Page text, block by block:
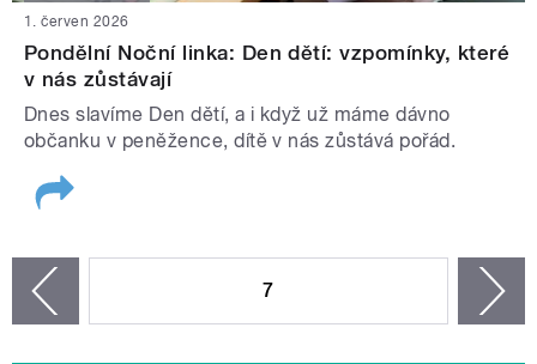
1. červen 2026
Pondělní Noční linka: Den dětí: vzpomínky, které
v nás zůstávají
Dnes slavíme Den dětí, a i když už máme dávno
občanku v peněžence, dítě v nás zůstává pořád.
7